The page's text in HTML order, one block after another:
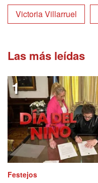
Victoria Villarruel
Las más leídas
Festejos